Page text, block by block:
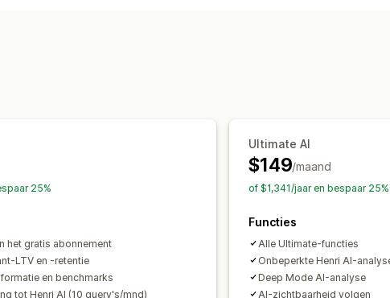
Advertentie-uitgaven
ROI-analyse Doorklikpercentages
Conversietracking
Dashboards
Aangepaste dashboards
Aangepaste rapporten
Historische analyse
Meldingen
25%
het gratis abonnement
LTV en -retentie
en benchmarks
tot Henri AI (10 query's/mnd)
Ultimate AI
$149/maand
of $1,341/jaar en bespaar 25%
Functies
Alle Ultimate-functies
Onbeperkte Henri AI-
Deep Mode AI-analyse
AI-zichtbaarheid volgen